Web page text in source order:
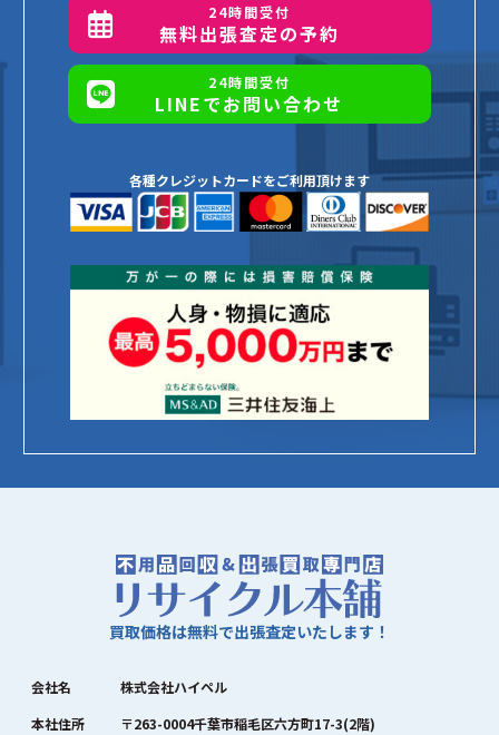
24時間受付
無料出張査定の予約
24時間受付
LINEでお問い合わせ
各種クレジットカードをご利用頂けます
買取価格は無料で出張査定いたします！
会社名
株式会社ハイペル
本社住所
〒263-0004千葉市稲毛区六方町17-3(2階)